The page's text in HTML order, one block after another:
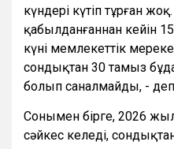
күндері күтіп тұрған
қабылданғаннан кейін
күні мемлекеттік
сондықтан 30 тамыз
болып саналмайды, -
Сонымен бірге, 2026
сәйкес келеді,